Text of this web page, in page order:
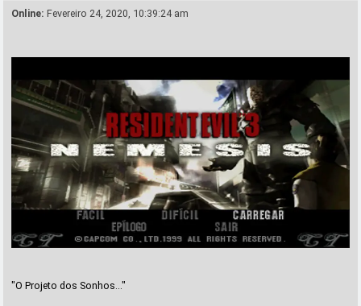
Online: Fevereiro 24, 2020, 10:39:24 am
"O Projeto dos Sonhos..."